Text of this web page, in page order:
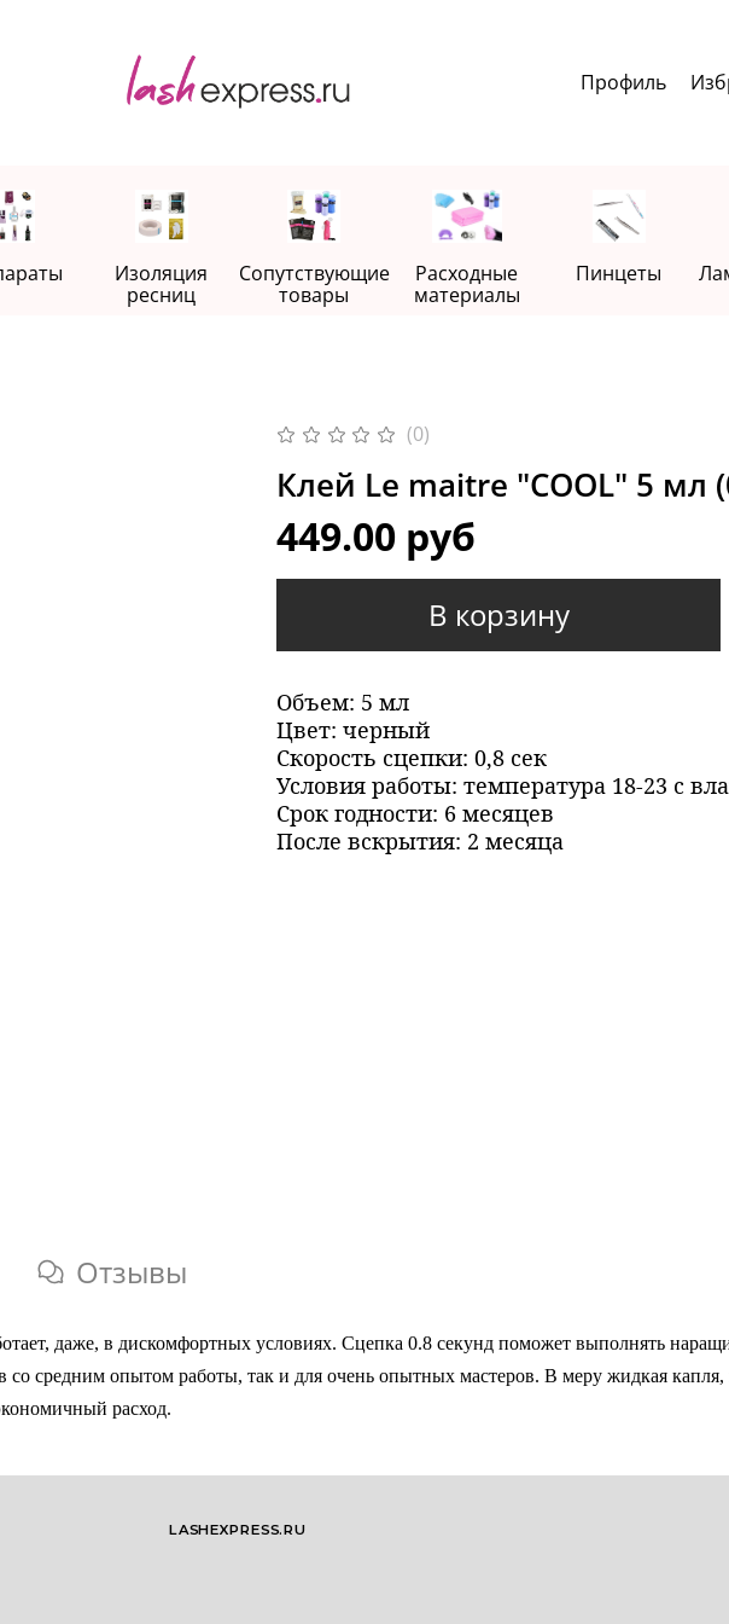
Профиль
Изоляция
ресниц
Сопутствующие
товары
Расходные
материалы
Пинцеты
(0)
Клей Le maitre
449.00 руб
В корзину
Объем: 5 мл
Цвет: черный
Скорость сцепки: 0,8 сек
Условия работы: температура 18-23 с
Срок годности: 6 месяцев
После вскрытия: 2 месяца
Отзывы
даже, в дискомфортных условиях. Сцепка 0.8 секунд поможет выполнять
со средним опытом работы, так и для очень опытных мастеров. В меру жидкая капля,
расход.
LASHEXPRESS.RU